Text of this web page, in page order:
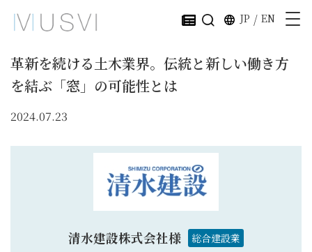
JP / EN
革新を続ける土木業界。伝統と新しい働き方
を結ぶ「窓」の可能性とは
2024.07.23
清水建設株式会社様 総合建設業